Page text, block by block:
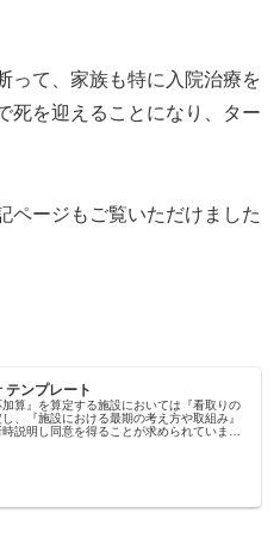
って、家族も特に入院治療を
死を迎えることになり、ター
ージもご覧いただけました
テンプレート
加算』を算定する施設においては『看取りの
、『施設における最期の考え方や取組み』
説明し同意を得ることが求められていま